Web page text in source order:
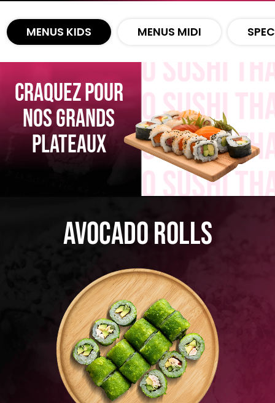
Zones de Livraison
MENUS KIDS MENUS MIDI
CRAQUEZ POUR
NOS GRANDS
PLATEAUX
Avocado Rolls